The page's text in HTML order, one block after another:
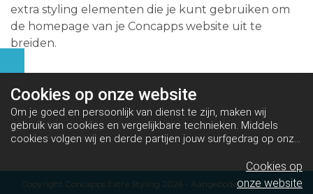
extra styling elementen die je kunt gebruiken om
de homepage van je Concapps website uit te
breiden.
Copyright Concapps Extra Styling 2026 - Aangeboden door
Cookies op onze website
Om je goed en persoonlijk van dienst te zijn, maken wij
gebruik van cookies en vergelijkbare technieken. Middels
cookies volgen wij en derde partijen jouw surfgedrag op onze
en dit maakt het voor jou mogelijk om informatie te delen via
social media.
Bekijk ons cookiebeleid
Cookies op
onze website